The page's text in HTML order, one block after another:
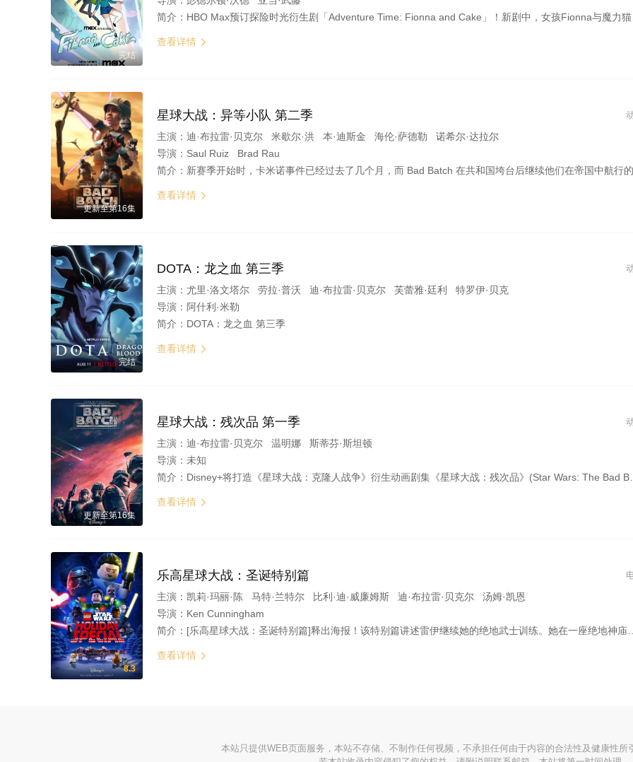
完结
简介： HBO Max预订探险时光衍生剧「Adventure Time: Fionna and Cake」！新剧中，女孩Fionna与魔力猫猫Cake将共同踏上自我探索之旅，首季10集，单集20分钟！这对Finn和Jake的性转形象首次出现于AT第三季。
查看详情 
更新至第16集
星球大战：异等小队 第二季
主演： 迪·布拉雷·贝克尔 米歇尔·洪 本·迪斯金 海伦·萨德勒 诺希尔·达拉尔
导演： Saul Ruiz Brad Rau
简介： 新赛季开始时，卡米诺事件已经过去了几个月，而 Bad Batch 在共和国垮台后继续他们在帝国中航行的旅程。 他们将与新朋友和熟悉的朋友和敌人相遇，因为他们将执行各种激动人心的佣兵任务，将他们带到意想不到和危险的新地方。 “星球大战：坏批次”第 2 季由艾美奖®提名人迪·布拉德利·贝克（“美国爸爸！”）和艾美奖®提名人米歇尔·昂（“行尸之惧：462 航班”）配音。 作为欧米茄的声音。 艾美奖® 得主 Rhea Perlman（《明迪计划》、《干杯》）回归客串出演 Cid，Noshir Dalal（《小马》、《猫头鹰之家》）回归客串出演 Vice Admiral Rampart 和艾美奖® 赢家万达·赛克斯（“厄普肖”、“黑人”）在该剧中首次客串演出，饰演菲·热那亚。
查看详情 
完结
DOTA：龙之血 第三季
主演： 尤里·洛文塔尔 劳拉·普沃 迪·布拉雷·贝克尔 芙蕾雅·廷利 特罗伊·贝克
导演： 阿什利·米勒
简介： DOTA：龙之血 第三季
查看详情 
更新至第16集
星球大战：残次品 第一季
主演： 迪·布拉雷·贝克尔 温明娜 斯蒂芬·斯坦顿
导演： 未知
简介： Disney+将打造《星球大战：克隆人战争》衍生动画剧集《星球大战：残次品》(Star Wars: The Bad Batch，暂译)。故事围绕独特的克隆人军队——残次品(The Bad Batch)展开。该剧将于2021年播出。
查看详情 
8.3
乐高星球大战：圣诞特别篇
主演： 凯莉·玛丽·陈 马特·兰特尔 比利·迪·威廉姆斯 迪·布拉雷·贝克尔 汤姆·凯恩
导演： Ken Cunningham
简介： [乐高星球大战：圣诞特别篇]释出海报！该特别篇讲述雷伊继续她的绝地武士训练。她在一座绝地神庙中遇到了一些神秘的东西，让她在时间中飞驰，遇到了星战传奇人物，并参观了过去的一些地方，但她还是必须为了生命日回家。凯莉·玛丽·陈、比利·迪·威廉姆斯、安东尼·丹尼尔斯分别为罗斯·蒂可、兰多、C-3PO配音。该特别篇将于11月17日登陆Disney+
查看详情 
本站只提供WEB页面服务，本站不存储、不制作任何视频，不承担任何由于内容的合法性及健康性所